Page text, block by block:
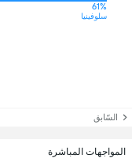
61%
سلوفينيا
السّابق
المواجهات المباشرة